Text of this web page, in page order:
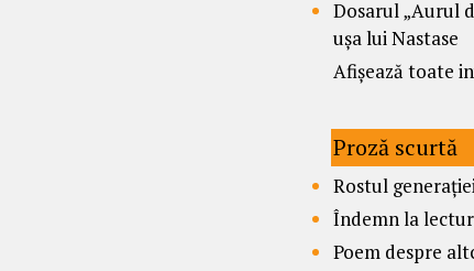
Dosarul „Aurul
ușa lui Nastase
Afișează toate
Proză scurtă
Rostul
Îndemn la
Poem despre